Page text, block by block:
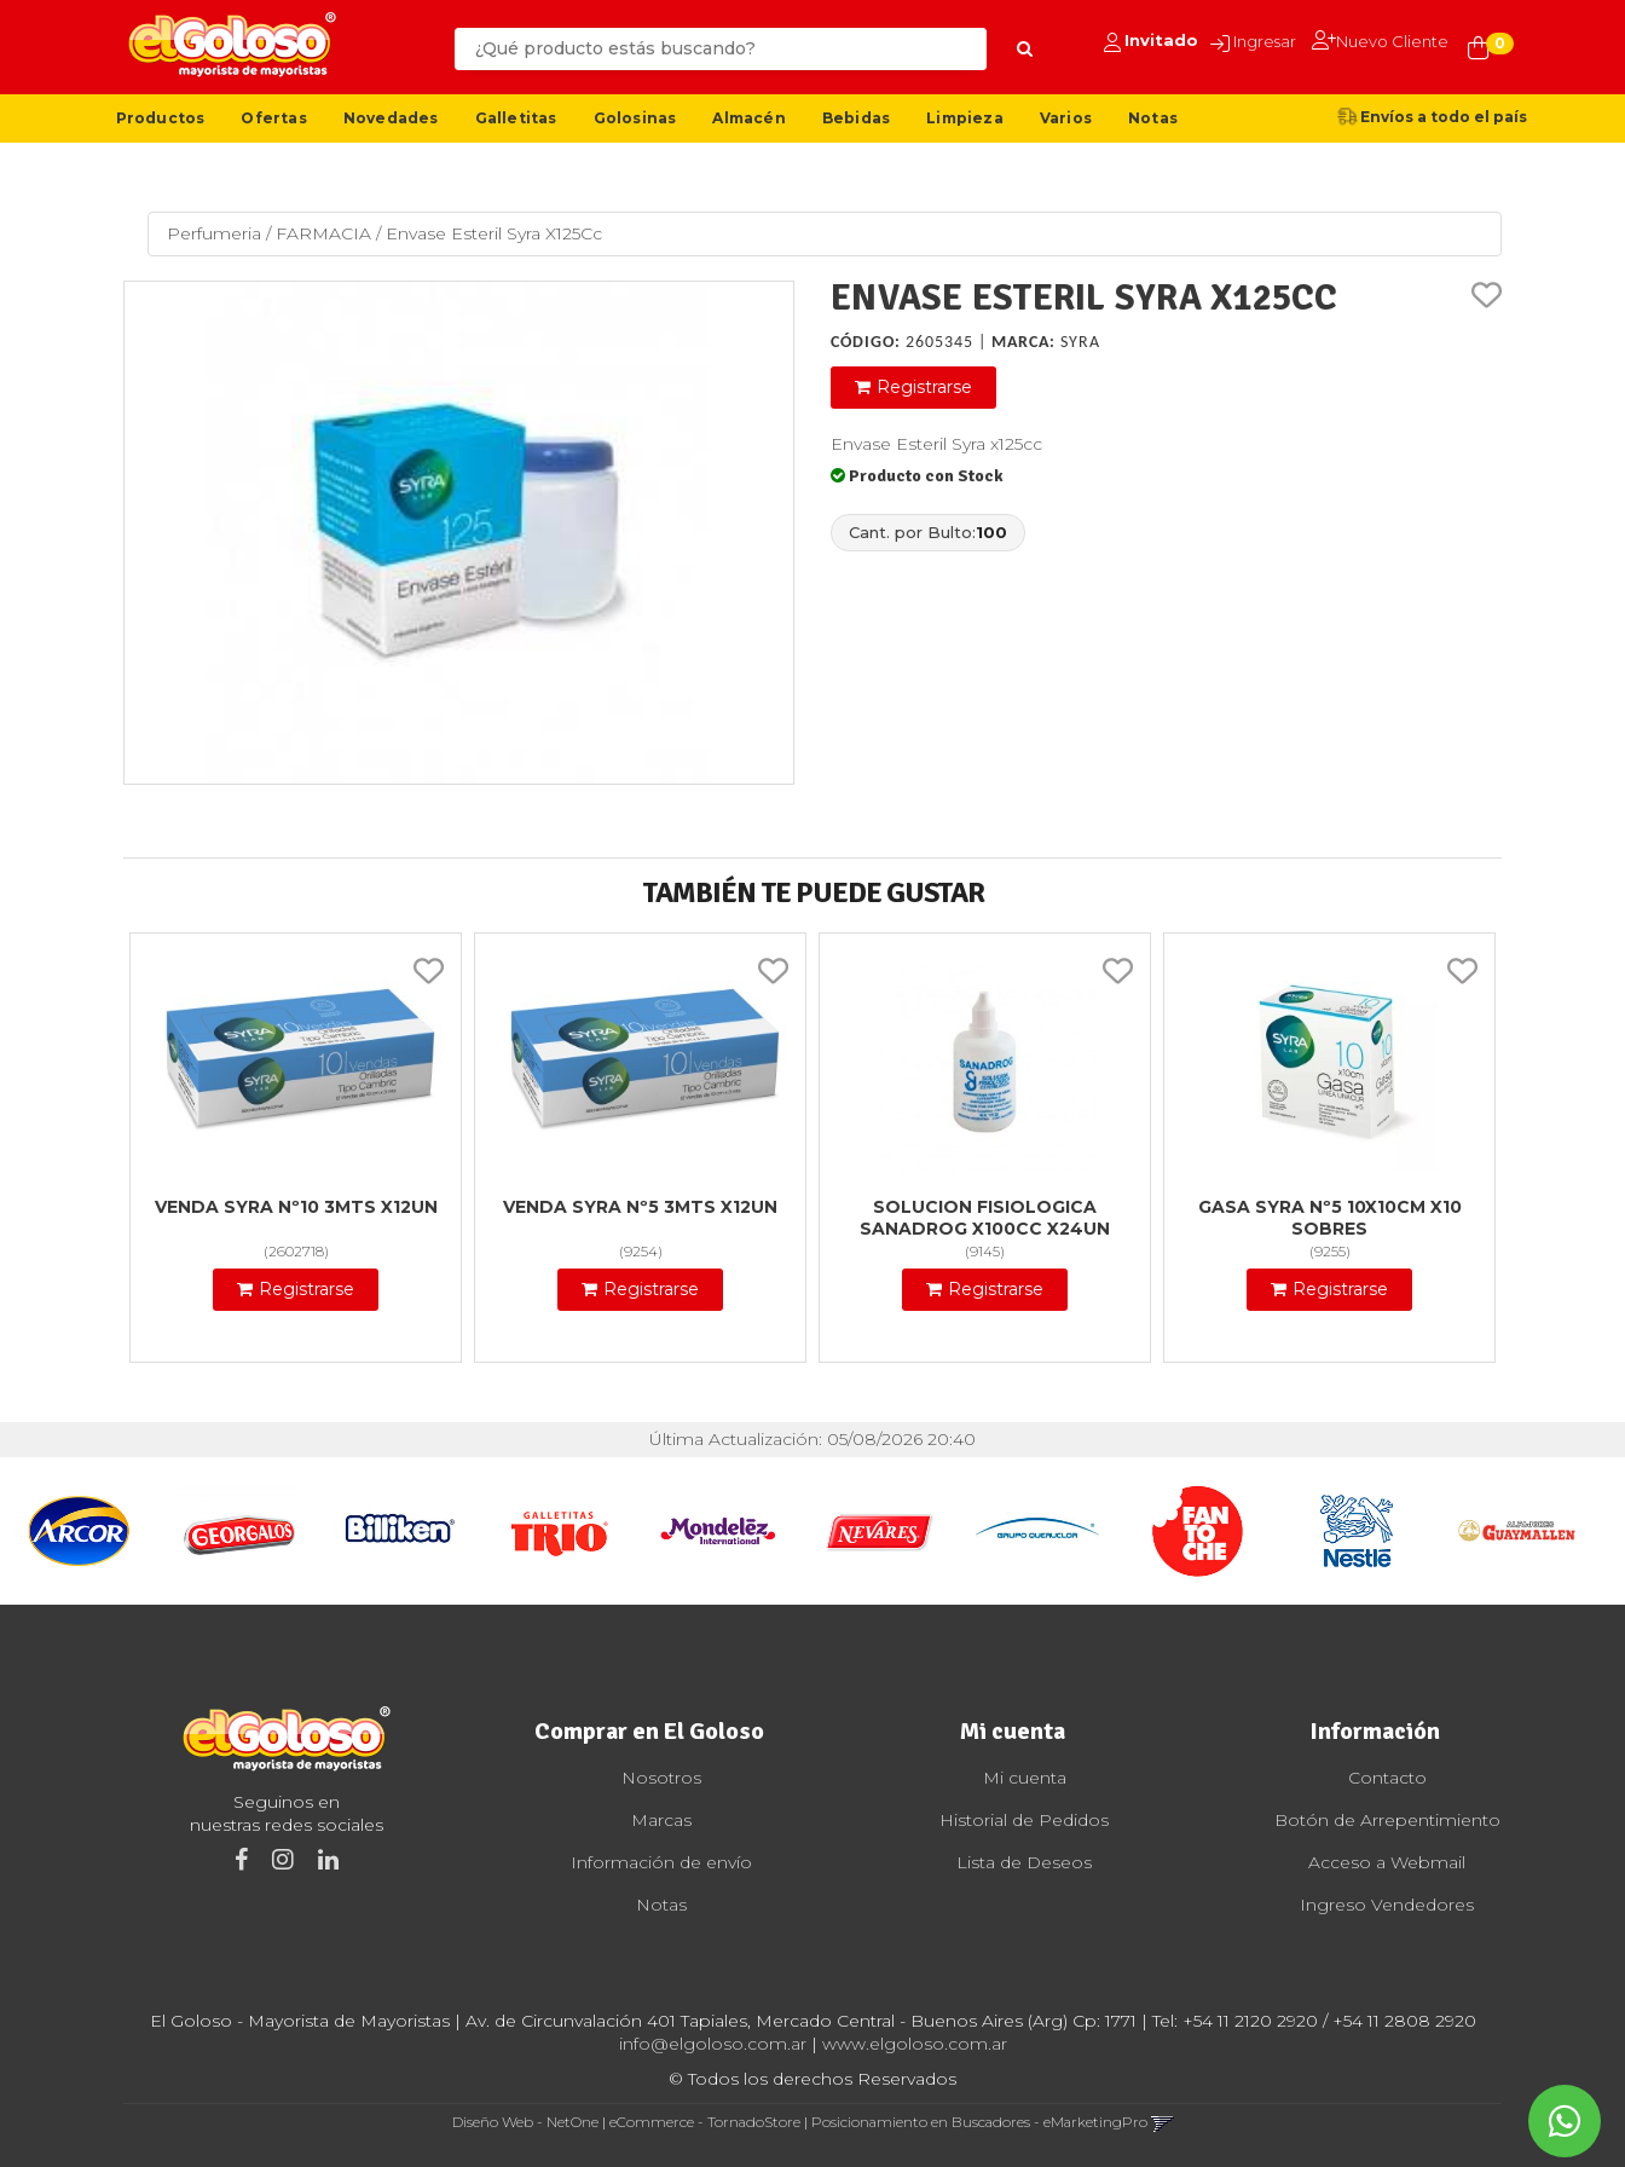
Invitado Ingresar Nuevo Cliente 0
Productos Ofertas Novedades Galletitas Golosinas Almacén Bebidas Limpieza Varios Notas Envíos a todo el país
Perfumeria / FARMACIA / Envase Esteril Syra X125Cc
ENVASE ESTERIL SYRA X125CC
CÓDIGO: 2605345 | MARCA: SYRA
Registrarse
Envase Esteril Syra x125cc
Producto con Stock
Cant. por Bulto:100
TAMBIÉN TE PUEDE GUSTAR
VENDA SYRA Nº10 3MTS X12UN
(2602718)
Registrarse
VENDA SYRA Nº5 3MTS X12UN
(9254)
Registrarse
SOLUCION FISIOLOGICA
SANADROG X100CC X24UN
(9145)
Registrarse
GASA SYRA Nº5 10X10CM X10
SOBRES
(9255)
Registrarse
Última Actualización: 05/08/2026 20:40
Seguinos en
nuestras redes sociales
Comprar en El Goloso
Nosotros
Marcas
Información de envío
Notas
Mi cuenta
Mi cuenta
Historial de Pedidos
Lista de Deseos
Información
Contacto
Botón de Arrepentimiento
Acceso a Webmail
Ingreso Vendedores
El Goloso - Mayorista de Mayoristas | Av. de Circunvalación 401 Tapiales, Mercado Central - Buenos Aires (Arg) Cp: 1771 | Tel: +54 11 2120 2920 / +54 11 2808 2920
info@elgoloso.com.ar| www.elgoloso.com.ar
© Todos los derechos Reservados
Diseño Web - NetOne| eCommerce - TornadoStore| Posicionamiento en Buscadores - eMarketingPro